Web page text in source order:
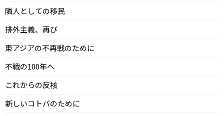
隣人としての移民
排外主義、再び
東アジアの不再戦のために
不戦の100年へ
これからの反核
新しいコトバのために